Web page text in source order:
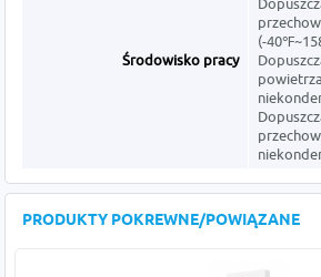
Środowisko pracy
(-
PRODUKTY POKREWNE/POWIĄZANE